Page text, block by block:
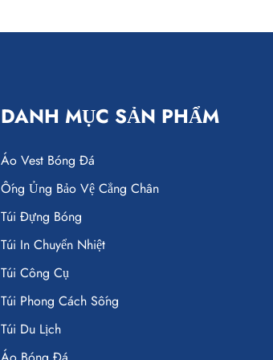
DANH MỤC SẢN PHẨM
Áo Vest Bóng Đá
Ống Ủng Bảo Vệ Cẳng Chân
Túi Đựng Bóng
Túi In Chuyển Nhiệt
Túi Công Cụ
Túi Phong Cách Sống
Túi Du Lịch